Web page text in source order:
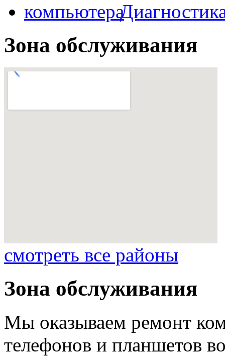
Зона обслуживания
смотреть все районы
Зона обслуживания
Мы оказываем ремонт
телефонов и планшетов